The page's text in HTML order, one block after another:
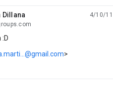
Dillana
4/10/11
>